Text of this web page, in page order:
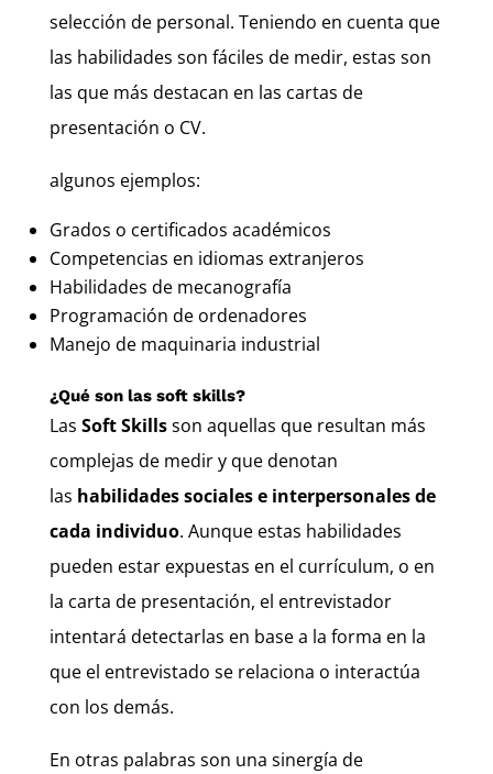
selección de personal. Teniendo en cuenta que
las habilidades son fáciles de medir, estas son
las que más destacan en las cartas de
presentación o CV.
algunos ejemplos:
Grados o certificados académicos
Competencias en idiomas extranjeros
Habilidades de mecanografía
Programación de ordenadores
Manejo de maquinaria industrial
¿Qué son las soft skills?
Las Soft Skillsson aquellas que resultan más
complejas de medir y que denotan
las habilidades sociales e interpersonales de
cada individuo. Aunque estas habilidades
pueden estar expuestas en el currículum, o en
la carta de presentación, el entrevistador
intentará detectarlas en base a la forma en la
que el entrevistado se relaciona o interactúa
con los demás.
En otras palabras son una sinergía de